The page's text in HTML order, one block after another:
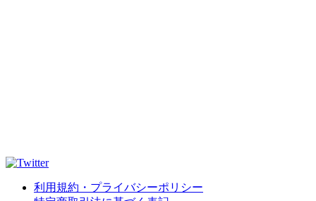
利用規約・プライバシーポリシー